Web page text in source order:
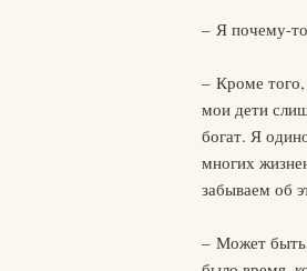
– Я почему-
– Кроме
мои дети
богат. Я
многих
забываем об
– Может